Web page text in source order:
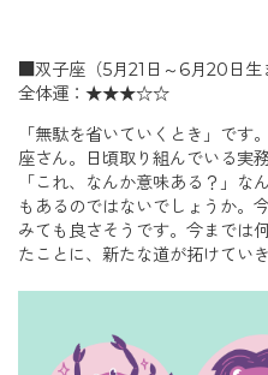
■双子座（5月21日～6月20日生
全体運：★★★☆☆
「無駄を省いていくとき」で
座さん。日頃取り組んでいる実
「これ、なんか意味ある？」な
もあるのではないでしょうか。
みても良さそうです。今までは
たことに、新たな道が拓けていき